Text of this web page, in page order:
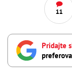
11
Pridajte